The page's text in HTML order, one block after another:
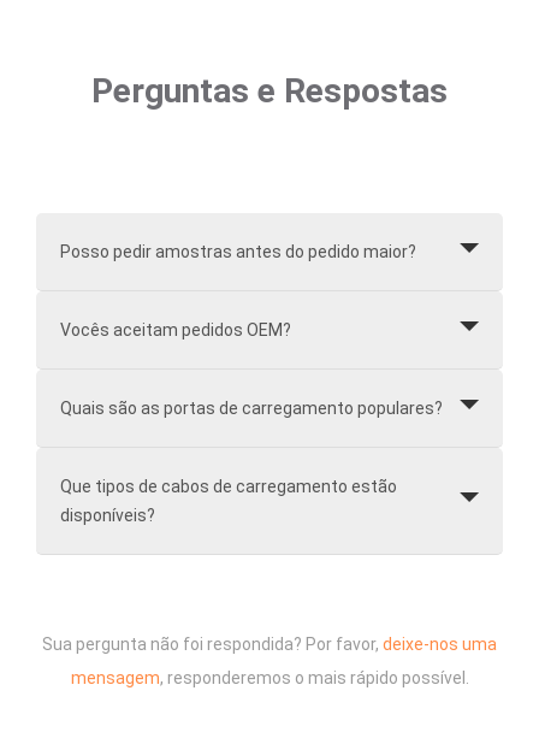
Perguntas e Respostas
Posso pedir amostras antes do pedido maior?
Vocês aceitam pedidos OEM?
Quais são as portas de carregamento populares?
Que tipos de cabos de carregamento estão
disponíveis?
Sua pergunta não foi respondida? Por favor, deixe-nos uma
mensagem, responderemos o mais rápido possível.